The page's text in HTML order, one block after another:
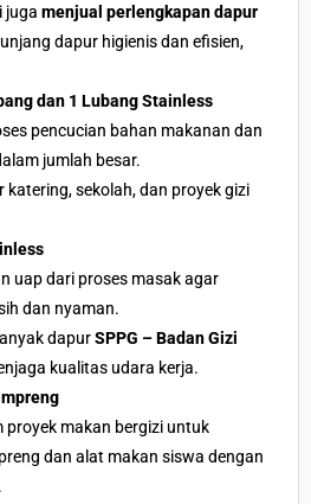
juga menjual perlengkapan dapur
dapur higienis dan efisien,
dan 1 Lubang Stainless
pencucian bahan makanan dan
jumlah besar.
katering, sekolah, dan proyek gizi
uap dari proses masak agar
dan nyaman.
dapurSPPG – Badan Gizi
kualitas udara kerja.
proyek makan bergizi untuk
dan alat makan siswa dengan